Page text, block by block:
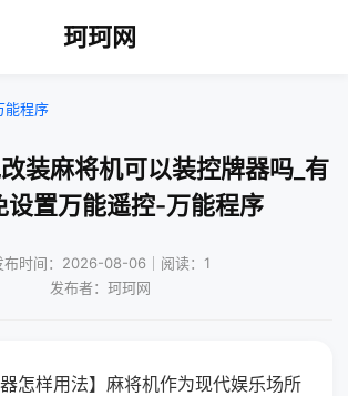
珂珂网
能程序
装麻将机可以装控牌器吗_有
设置万能遥控-万能程序
布时间：2026-08-06｜阅读：1
发布者：珂珂网
器怎样用法】麻将机作为现代娱乐场所